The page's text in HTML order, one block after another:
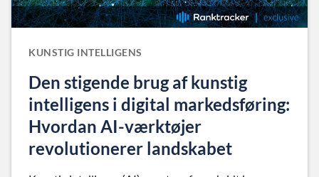
KUNSTIG INTELLIGENS
Den stigende brug af kunstig
intelligens i digital markedsføring:
Hvordan AI-værktøjer
revolutionerer landskabet